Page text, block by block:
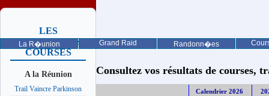
La R�union Grand Raid Randonn�es
LES
PROCHAINES
COURSES
A la Réunion
Trail Vaincre Parkinson
Consultez vos résultats de courses,
Calendrier 2026